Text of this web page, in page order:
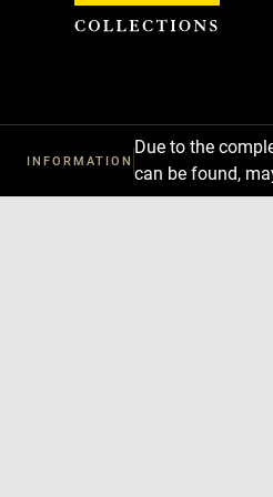
INFORMATION
Due to the
can be found,
Cookies management panel